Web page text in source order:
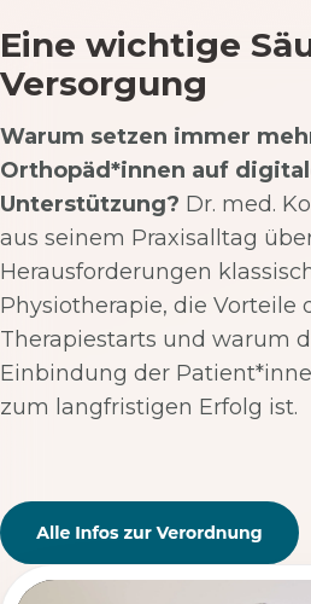
Eine wichtige
Versorgung
Warum setzen immer
Orthopäd*innen auf
Unterstützung? Dr. med.
aus seinem Praxisalltag
Herausforderungen
Physiotherapie, die Vorteile
Therapiestarts und warum
Einbindung der
zum langfristigen Erfolg ist.